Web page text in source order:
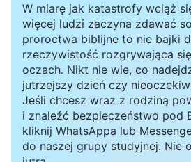
zrozumieniu brak głębi.
przykład – sprzątanie domu.
jest brudno, więc siadasz i
Spójrz na zepsucie, które
Jestem tak samo brudny jak
Prawdziwie Cię chwalę i
Twojego zbawienia i
W miarę jak katastrofy wciąż
więcej ludzi zaczyna zdawać
proroctwa biblijne to nie bajki
rzeczywistość rozgrywająca
oczach. Nikt nie wie, co
jutrzejszy dzień czy
Jeśli chcesz wraz z rodziną
i znaleźć bezpieczeństwo pod
kliknij WhatsAppa lub
do naszej grupy studyjnej. Nie